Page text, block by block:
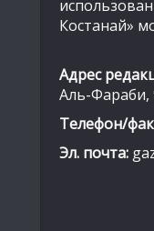
Костанай»
Адрес
Аль-Фараби,
Телефон/
Эл. почта: